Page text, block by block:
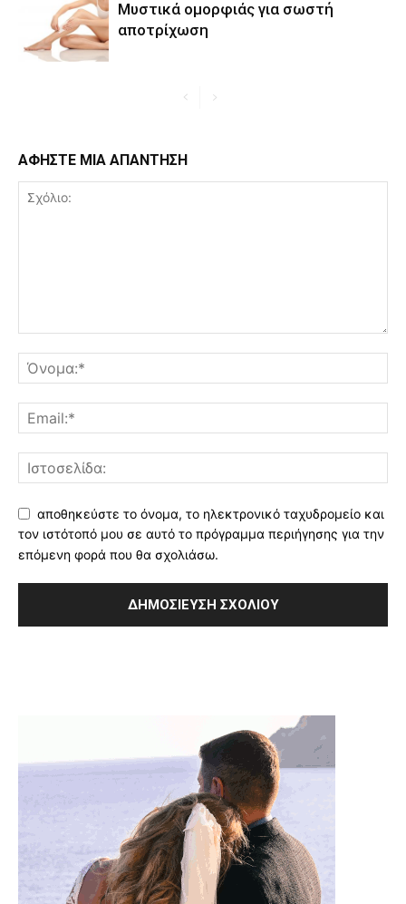
Μυστικά ομορφιάς για σωστή
αποτρίχωση
ΑΦΗΣΤΕ ΜΙΑ ΑΠΑΝΤΗΣΗ
αποθηκεύστε το όνομα, το ηλεκτρονικό ταχυδρομείο και
τον ιστότοπό μου σε αυτό το πρόγραμμα περιήγησης για την
επόμενη φορά που θα σχολιάσω.